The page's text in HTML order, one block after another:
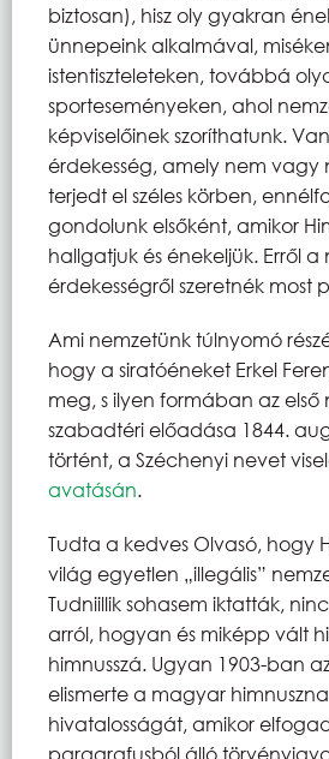
biztosan), hisz oly gyakran
ünnepeink alkalmával,
istentiszteleteken, továbbá
sporteseményeken, ahol
képviselőinek szoríthatunk.
érdekesség, amely nem vagy
terjedt el széles körben,
gondolunk elsőként, amikor
hallgatjuk és énekeljük. Erről
érdekességről szeretnék most
Ami nemzetünk túlnyomó
hogy a siratóéneket Erkel
meg, s ilyen formában az első
szabadtéri előadása 1844.
történt, a Széchenyi nevet
avatásán.
Tudta a kedves Olvasó, hogy
világ egyetlen „illegális”
Tudniillik sohasem iktatták,
arról, hogyan és miképp vált
himnusszá. Ugyan 1903-ban
elismerte a magyar
hivatalosságát, amikor
paragrafusból álló